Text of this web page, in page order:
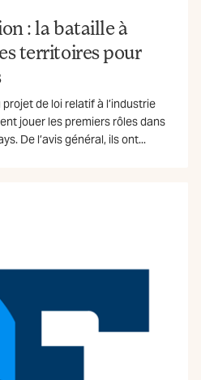
: la bataille à
territoires pour
de loi relatif à l’industrie
jouer les premiers rôles dans
De l’avis général, ils ont...